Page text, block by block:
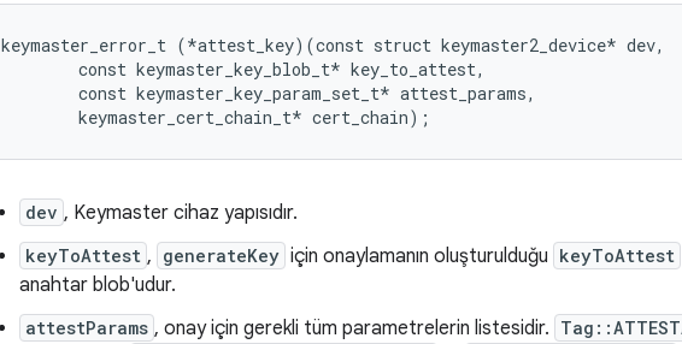
keymaster_error_t (*attest_key)(const struct keymaster2_device* dev,
        const keymaster_key_blob_t* key_to_attest,
        const keymaster_key_param_set_t* attest_params,
dev , Keymaster cihaz yapısıdır.
keyToAttest , generateKey için onaylamanın oluşturulduğu keyToAttest
anahtar blob'udur.
attestParams , onay için gerekli tüm parametrelerin listesidir.